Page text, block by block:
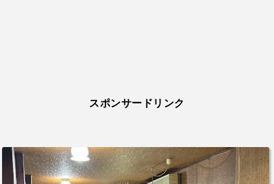
スポンサードリンク